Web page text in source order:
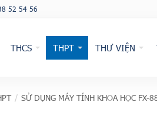
52 54 56
THCS THPT THƯ VIỆN
/ SỬ DỤNG MÁY TÍNH KHOA HỌC FX-